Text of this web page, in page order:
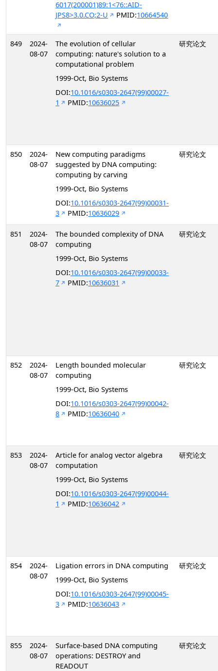
6017(200001)89:1<76::AID-
JPS8>3.0.CO;2-U
PMID:10664540
849
2024-
08-07
The evolution of cellular
computing: nature's solution to a
computational problem
1999-Oct, Bio Systems
DOI:10.1016/s0303-2647(99)00027-
1
PMID:10636025
研究论文
850
2024-
08-07
New computing paradigms
suggested by DNA computing:
computing by carving
1999-Oct, Bio Systems
DOI:10.1016/s0303-2647(99)00031-
3
PMID:10636029
研究论文
851
2024-
08-07
The bounded complexity of DNA
computing
1999-Oct, Bio Systems
DOI:10.1016/s0303-2647(99)00033-
7
PMID:10636031
研究论文
852
2024-
08-07
Length bounded molecular
computing
1999-Oct, Bio Systems
DOI:10.1016/s0303-2647(99)00042-
8
PMID:10636040
研究论文
853
2024-
08-07
Article for analog vector algebra
computation
1999-Oct, Bio Systems
DOI:10.1016/s0303-2647(99)00044-
1
PMID:10636042
研究论文
854
2024-
08-07
Ligation errors in DNA computing
1999-Oct, Bio Systems
DOI:10.1016/s0303-2647(99)00045-
3
PMID:10636043
研究论文
855
2024-
08-07
Surface-based DNA computing
operations: DESTROY and
READOUT
研究论文